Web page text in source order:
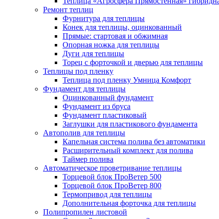
Ремонт теплиц
Фурнитура для теплицы
Конек для теплицы, оцинкованный
Прямые: стартовая и обжимная
Опорная ножка для теплицы
Дуги для теплицы
Торец с форточкой и дверью для теплицы
Теплицы под пленку
Теплица под пленку Умница Комфорт
Фундамент для теплицы
Оцинкованный фундамент
Фундамент из бруса
Фундамент пластиковый
Заглушки для пластикового фундамента
Автополив для теплицы
Капельная система полива без автоматики
Расширительный комплект для полива
Таймер полива
Автоматическое проветривание теплицы
Торцевой блок ПроВетер 500
Торцевой блок ПроВетер 800
Термопривод для теплицы
Дополнительная форточка для теплицы
Полипропилен листовой